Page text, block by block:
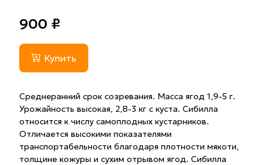
900 ₽
Купить
Среднеранний срок созревания. Масса ягод 1,9-5 г.
Урожайность высокая, 2,8-3 кг с куста. Сибилла
относится к числу самоплодных кустарников.
Отличается высокими показателями
транспортабельности благодаря плотности мякоти,
толщине кожуры и сухим отрывом ягод. Сибилла